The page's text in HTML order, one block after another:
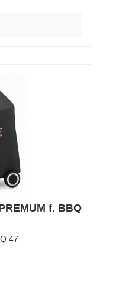
f. BBQ
47